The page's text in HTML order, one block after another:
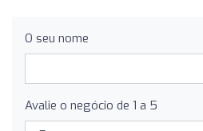
O seu nome
Avalie o negócio de 1 a 5